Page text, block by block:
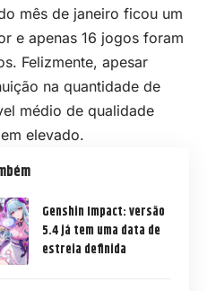
mês de janeiro ficou um
e apenas 16 jogos foram
Felizmente, apesar
na quantidade de
médio de qualidade
elevado.
Genshin Impact: versão
5.4 já tem uma data de
estreia definida